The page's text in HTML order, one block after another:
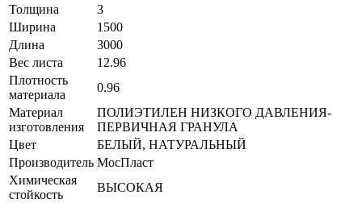
Толщина
3
Ширина
1500
Длина
3000
Вес листа
12.96
Плотность
материала
0.96
Материал
изготовления
ПОЛИЭТИЛЕН НИЗКОГО ДАВЛЕНИЯ-
ПЕРВИЧНАЯ ГРАНУЛА
Цвет
БЕЛЫЙ, НАТУРАЛЬНЫЙ
Производитель МосПласт
Химическая
стойкость
ВЫСОКАЯ